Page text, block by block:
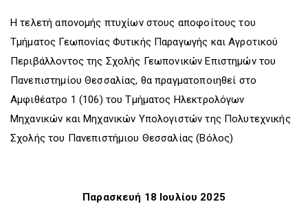
Η τελετή απονομής πτυχίων στους αποφοίτους του
Τμήματος Γεωπονίας Φυτικής Παραγωγής και Αγροτικού
Περιβάλλοντος της Σχολής Γεωπονικών Επιστημών του
Πανεπιστημίου Θεσσαλίας, θα πραγματοποιηθεί στο
Αμφιθέατρο 1 (106) του Τμήματος Ηλεκτρολόγων
Μηχανικών και Μηχανικών Υπολογιστών της Πολυτεχνικής
Σχολής του Πανεπιστήμιου Θεσσαλίας (Βόλος)
Παρασκευή 18 Ιουλίου 2025